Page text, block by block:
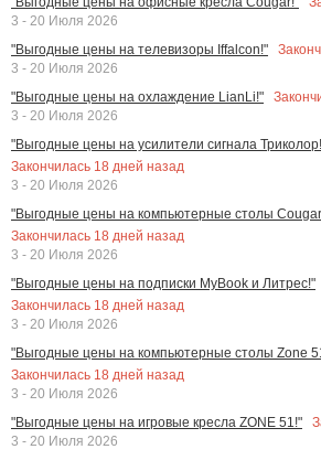
3 - 20 Июля 2026
"Выгодные цены на телевизоры Iffalcon!"
3 - 20 Июля 2026
"Выгодные цены на охлаждение LianLi!"
3 - 20 Июля 2026
"Выгодные цены на усилители сигнала
Закончилась 18 дней назад
3 - 20 Июля 2026
"Выгодные цены на компьютерные столы
Закончилась 18 дней назад
3 - 20 Июля 2026
"Выгодные цены на подписки MyBook и Литрес!"
Закончилась 18 дней назад
3 - 20 Июля 2026
"Выгодные цены на компьютерные столы Zone
Закончилась 18 дней назад
3 - 20 Июля 2026
"Выгодные цены на игровые кресла ZONE 51!"
3 - 20 Июля 2026